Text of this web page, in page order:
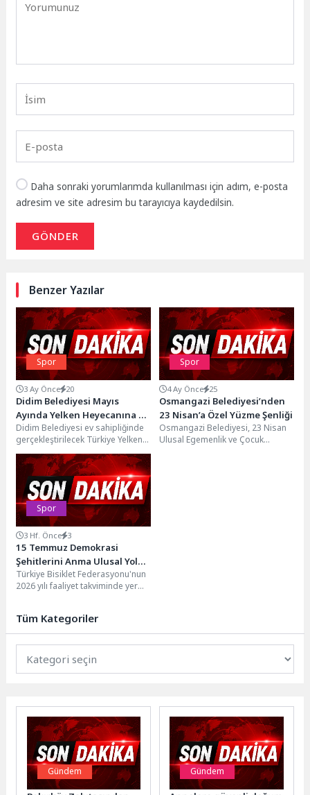
Daha sonraki yorumlarımda kullanılması için adım, e-posta
adresim ve site adresim bu tarayıcıya kaydedilsin.
GÖNDER
Benzer Yazılar
Spor
3 Ay Önce 20
Didim Belediyesi Mayıs
Ayında Yelken Heyecanına Ev
Sahipliği Yapacak
Didim Belediyesi ev sahipliğinde
gerçekleştirilecek Türkiye Yelken
Federasyonu 2025–2026 Yelken
Ligi kapsamında düzenlenen
Formula Kite...
Spor
4 Ay Önce 25
Osmangazi Belediyesi’nden
23 Nisan’a Özel Yüzme Şenliği
Osmangazi Belediyesi, 23 Nisan
Ulusal Egemenlik ve Çocuk
Spor
3 Hf. Önce 3
15 Temmuz Demokrasi
Şehitlerini Anma Ulusal Yol
Yarışı Muğla’da Düzenlendi
Türkiye Bisiklet Federasyonu'nun
2026 yılı faaliyet takviminde yer
Tüm Kategoriler
Gündem Gündem